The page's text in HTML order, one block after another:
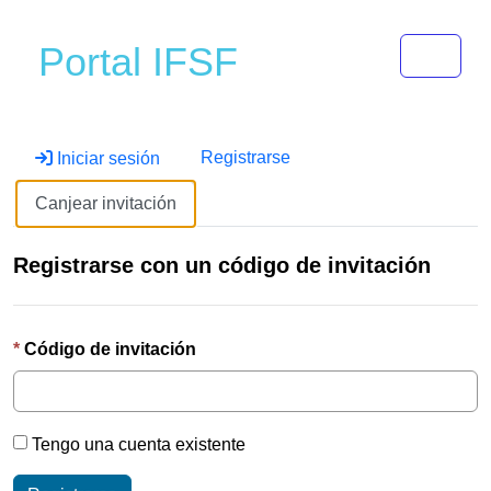
Portal IFSF
Iniciar sesión Registrarse
Canjear invitación
Registrarse con un código de invitación
Código de invitación
Tengo una cuenta existente